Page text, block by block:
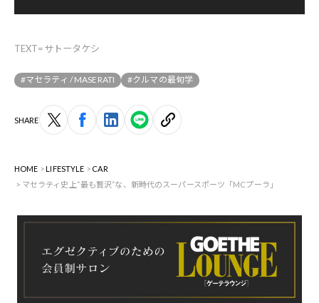
TEXT=サトータケシ
#マセラティ / MASERATI #クルマの最旬学
SHARE
HOME LIFESTYLE
CAR
マセラティ史上“最も贅沢”な、新時代のスーパースポーツ「MCプーラ」